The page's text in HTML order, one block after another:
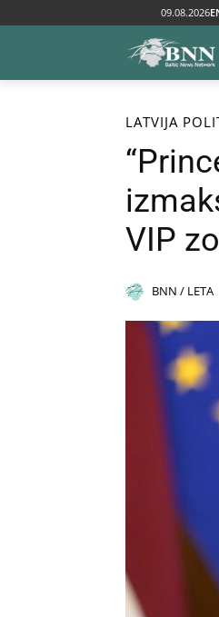
09.08.2026
Sākums Baltija
LATVIJA
VIP
BNN / LETA